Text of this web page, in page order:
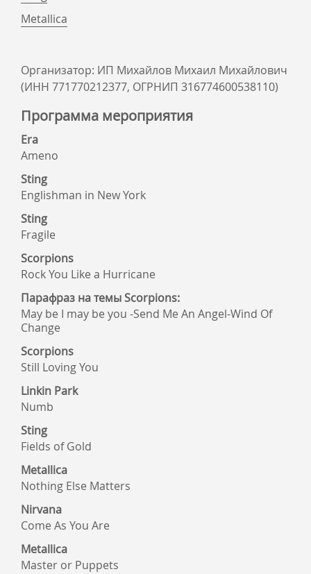
Metallica
Организатор: ИП Михайлов Михаил Михайлович
(ИНН 771770212377, ОГРНИП 316774600538110)
Программа мероприятия
Era
Ameno
Sting
Englishman in New York
Sting
Fragile
Scorpions
Rock You Like a Hurricane
Парафраз на темы Scorpions:
May be I may be you -Send Me An Angel-Wind Of
Change
Scorpions
Still Loving You
Linkin Park
Numb
Sting
Fields of Gold
Metallica
Nothing Else Matters
Nirvana
Come As You Are
Metallica
Master or Puppets